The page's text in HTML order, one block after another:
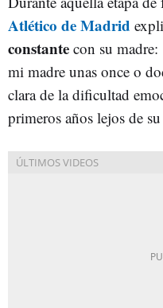
Atlético de Madrid
constante con su
mi madre unas once o
clara de la dificultad
primeros años lejos de